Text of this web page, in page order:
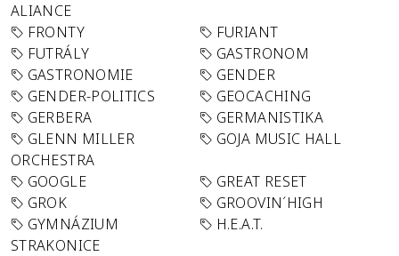
ALIANCE
FRONTY
FURIANT
FUTRÁLY
GASTRONOM
GASTRONOMIE
GENDER
GENDER-POLITICS
GEOCACHING
GERBERA
GERMANISTIKA
GLENN MILLER
ORCHESTRA
GOJA MUSIC HALL
GOOGLE
GREAT RESET
GROK
GROOVIN´HIGH
GYMNÁZIUM
STRAKONICE
H.E.A.T.